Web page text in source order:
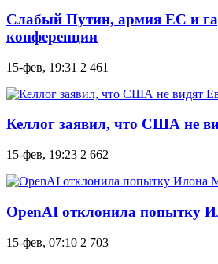
Слабый Путин, армия ЕС и
конференции
15-фев, 19:31 2 461
Келлог заявил, что США не
15-фев, 19:23 2 662
OpenAI отклонила попытку
15-фев, 07:10 2 703